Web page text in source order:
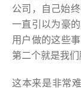
公司，自己始
一直引以为豪
用户做的这些
第二个就是我
这本来是非常